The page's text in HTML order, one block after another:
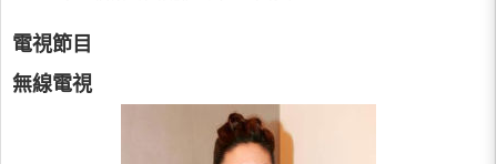
電視節目
無線電視